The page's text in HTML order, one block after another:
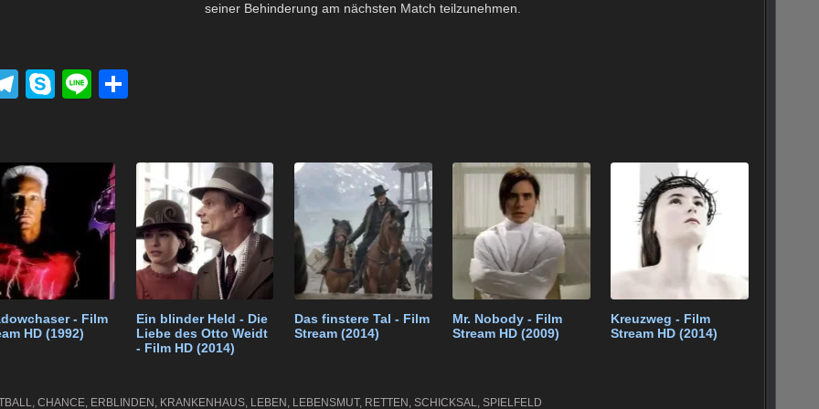
seiner Behinderung am nächsten Match teilzunehmen.
T
gr
a
m
S
e
Li
n
- Film
HD (1992)
Ein blinder Held - Die
Liebe des Otto Weidt
- Film HD (2014)
Das finstere Tal - Film
Stream (2014)
Mr. Nobody - Film
Stream HD (2009)
Kreuzweg - Film
Stream HD (2014)
, CHANCE, ERBLINDEN , KRANKENHAUS, LEBEN , LEBENSMUT, RETTEN , SCHICKSAL, SPIELFELD